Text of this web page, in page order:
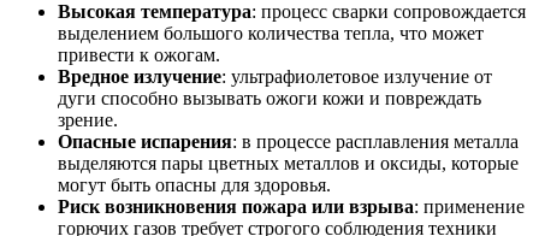
Высокая температура: процесс сварки сопровождается
выделением большого количества тепла, что может
привести к ожогам.
Вредное излучение: ультрафиолетовое излучение от
дуги способно вызывать ожоги кожи и повреждать
зрение.
Опасные испарения: в процессе расплавления металла
выделяются пары цветных металлов и оксиды, которые
могут быть опасны для здоровья.
Риск возникновения пожара или взрыва: применение
горючих газов требует строгого соблюдения техники